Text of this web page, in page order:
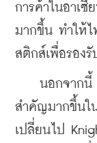
การค้าในอาเ
มากขึ้น ทำให้ไ
สติกส์เพื่อรอง
นอกจากนี้ อุ
สำคัญมากขึ้นใ
เปลี่ยนไป